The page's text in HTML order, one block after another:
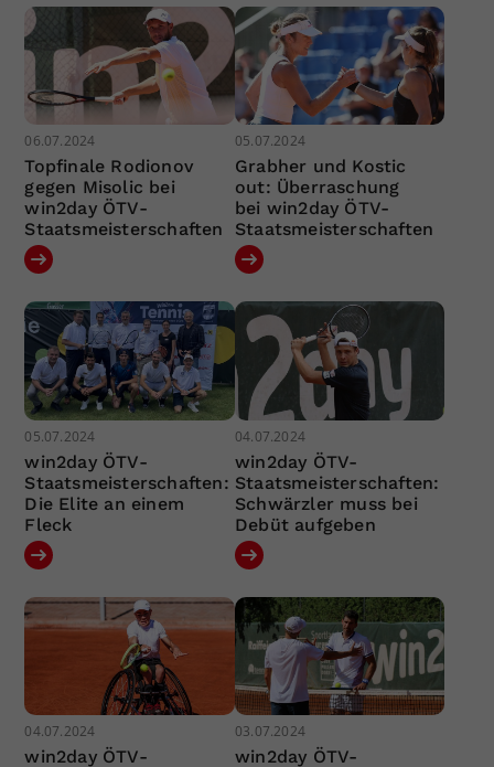
06.07.2024
Topfinale Rodionov
gegen Misolic bei
win2day ÖTV-
Staatsmeisterschaften
05.07.2024
Grabher und Kostic
out: Überraschung
bei win2day ÖTV-
Staatsmeisterschaften
05.07.2024
win2day ÖTV-
Staatsmeisterschaften:
Die Elite an einem
Fleck
04.07.2024
win2day ÖTV-
Staatsmeisterschaften:
Schwärzler muss bei
Debüt aufgeben
04.07.2024
win2day ÖTV-
03.07.2024
win2day ÖTV-